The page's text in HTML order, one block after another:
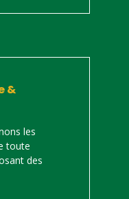
&
les
toute
des